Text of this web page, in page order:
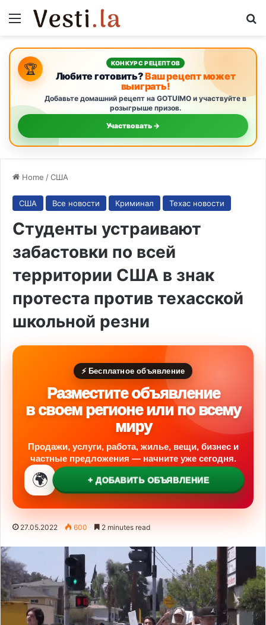
Menu
🏆 КОНКУРС РЕЦЕПТОВ
Любите готовить?Ваш рецепт может
выиграть!
Добавьте домашний рецепт на GOTUIMO и участвуйте в
розыгрыше призов.
Участвовать →
Home /США
США Все новости Криминал Техас новости
Студенты устраивают
забастовки по всей
территории США в знак
протеста против техасской
школьной резни
⚡ Бесплатное объявление
Разместите объявление
в своем регионе или по всему
миру
Продажи, услуги, работа, жилье, вещи, бизнес и
частные предложения — начните уже сегодня.
🌍 + ДОБАВИТЬ ОБЪЯВЛЕНИЕ
27.05.2022 600 2 minutes read